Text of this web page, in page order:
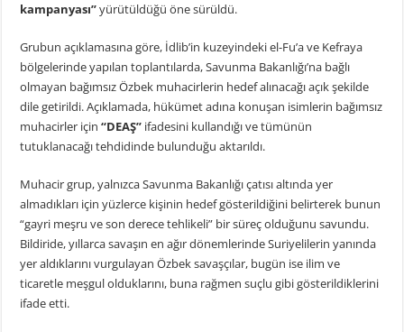
kampanyası”yürütüldüğü öne sürüldü.
Grubun açıklamasına göre, İdlib’in kuzeyindeki el-Fu’a ve Kefraya
bölgelerinde yapılan toplantılarda, Savunma Bakanlığı’na bağlı
olmayan bağımsız Özbek muhacirlerin hedef alınacağı açık şekilde
dile getirildi. Açıklamada, hükümet adına konuşan isimlerin bağımsız
muhacirler için “DEAŞ” ifadesini kullandığı ve tümünün
tutuklanacağı tehdidinde bulunduğu aktarıldı.
Muhacir grup, yalnızca Savunma Bakanlığı çatısı altında yer
almadıkları için yüzlerce kişinin hedef gösterildiğini belirterek bunun
“gayri meşru ve son derece tehlikeli” bir süreç olduğunu savundu.
Bildiride, yıllarca savaşın en ağır dönemlerinde Suriyelilerin yanında
yer aldıklarını vurgulayan Özbek savaşçılar, bugün ise ilim ve
ticaretle meşgul olduklarını, buna rağmen suçlu gibi gösterildiklerini
ifade etti.